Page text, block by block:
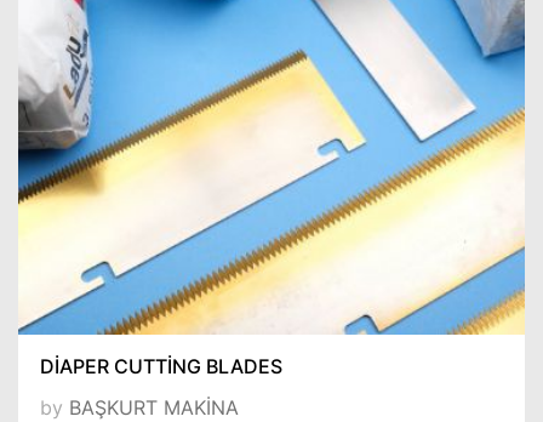
DİAPER CUTTİNG BLADES
by BAŞKURT MAKİNA